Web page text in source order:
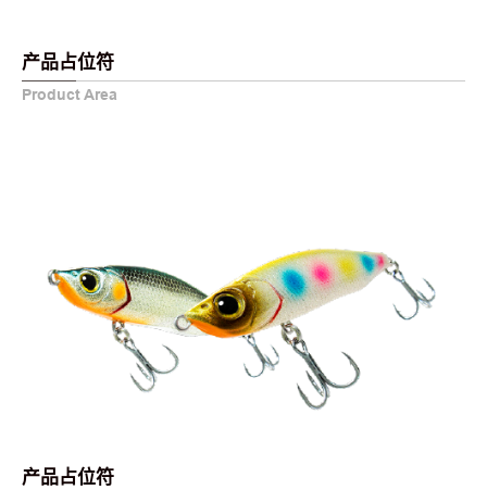
产品占位符
Product Area
产品占位符